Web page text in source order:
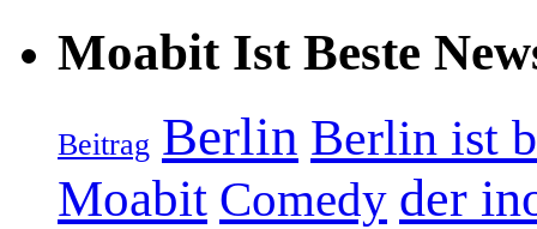
Moabit Ist Beste
Beitrag Berlin Berlin ist
Moabit Comedy der